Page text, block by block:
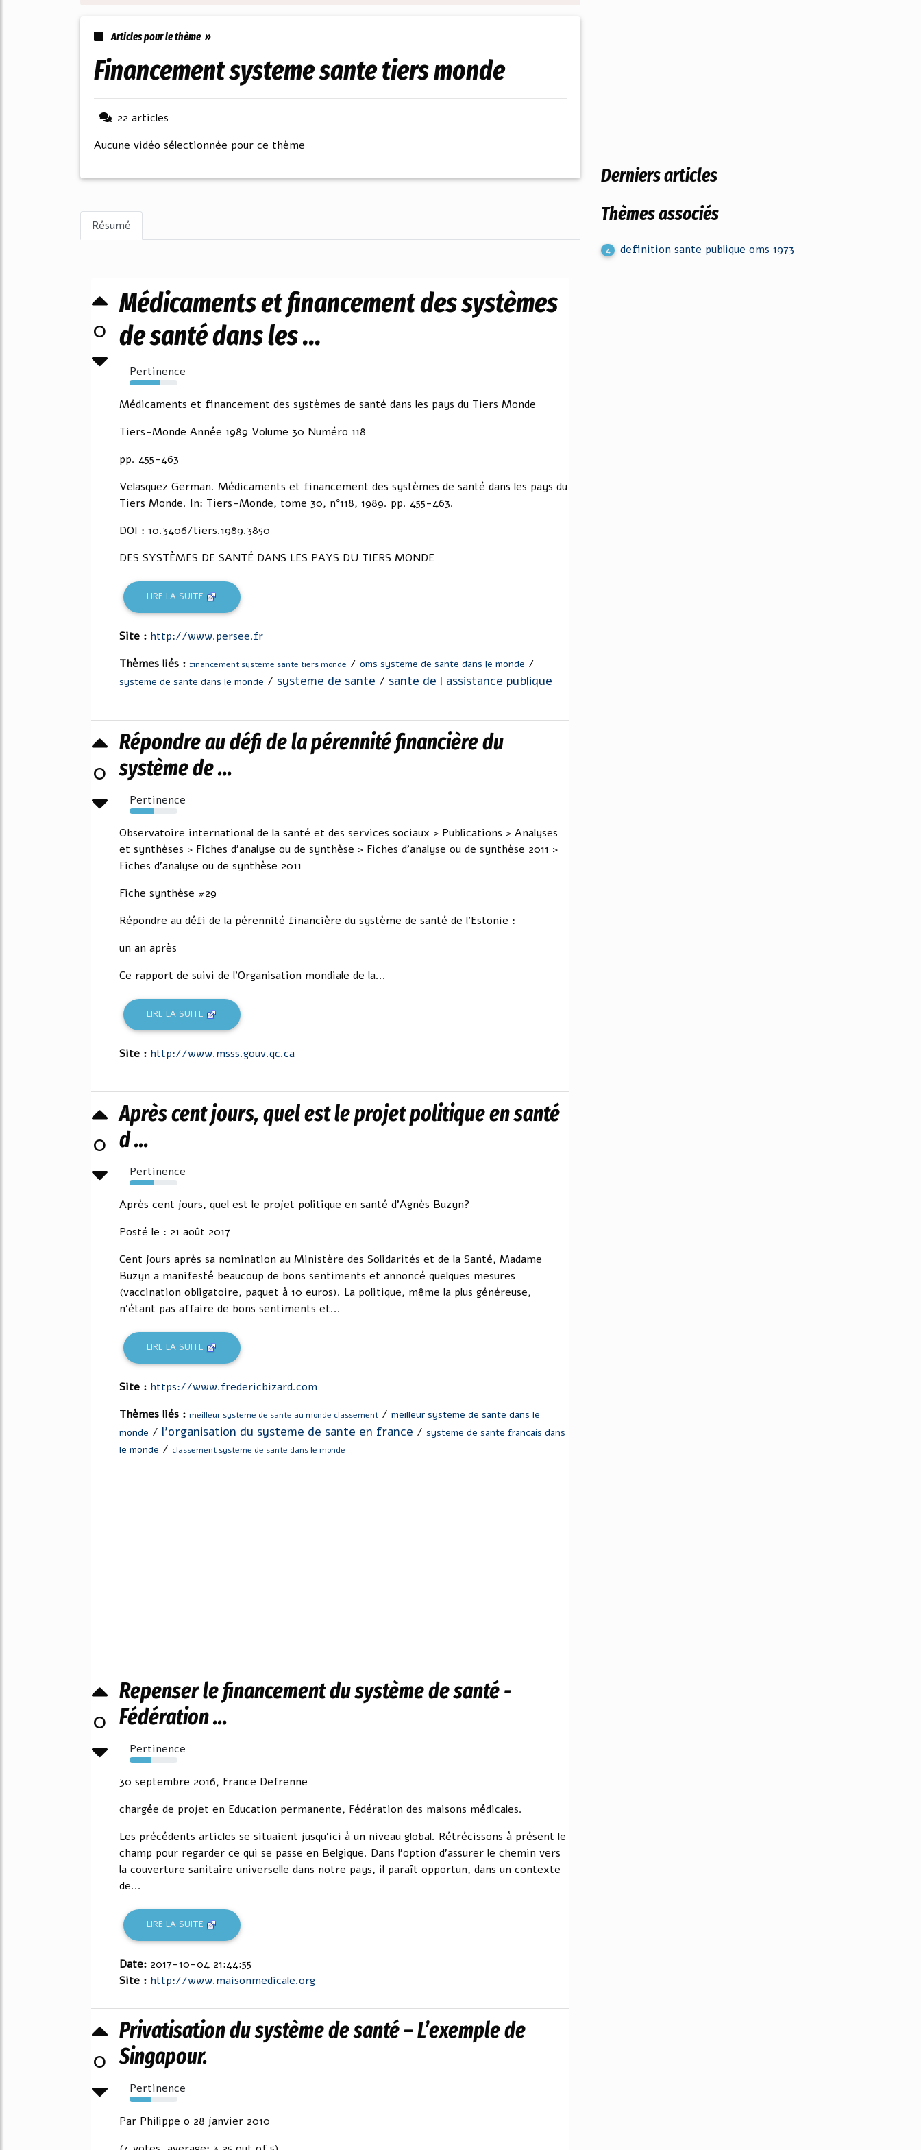
Articles pour le thème »
financement systeme sante tiers monde
22 articles
Aucune vidéo sélectionnée pour ce thème
Résumé
0
Médicaments et financement des systèmes
de santé dans les ...
Pertinence
64%
Médicaments et financement des systèmes de santé dans les pays du Tiers Monde
Tiers-Monde Année 1989 Volume 30 Numéro 118
pp. 455-463
Velasquez German. Médicaments et financement des systèmes de santé dans les pays du
Tiers Monde. In: Tiers-Monde, tome 30, n°118, 1989. pp. 455-463.
DOI : 10.3406/tiers.1989.3850
DES SYSTÈMES DE SANTÉ DANS LES PAYS DU TIERS MONDE
LIRE LA SUITE
Site : http://www.persee.fr
Thèmes liés : financement systeme sante tiers monde / oms systeme de sante dans le monde /
systeme de sante dans le monde / systeme de sante / sante de l assistance publique
0
Répondre au défi de la pérennité financière du
système de ...
Pertinence
52%
Observatoire international de la santé et des services sociaux > Publications > Analyses
et synthèses > Fiches d'analyse ou de synthèse > Fiches d'analyse ou de synthèse 2011 >
Fiches d'analyse ou de synthèse 2011
Fiche synthèse #29
Répondre au défi de la pérennité financière du système de santé de l'Estonie :
un an après
Ce rapport de suivi de l'Organisation mondiale de la...
LIRE LA SUITE
Site : http://www.msss.gouv.qc.ca
0
Après cent jours, quel est le projet politique en santé
d ...
Pertinence
50%
Après cent jours, quel est le projet politique en santé d'Agnès Buzyn?
Posté le : 21 août 2017
Cent jours après sa nomination au Ministère des Solidarités et de la Santé, Madame
Buzyn a manifesté beaucoup de bons sentiments et annoncé quelques mesures
(vaccination obligatoire, paquet à 10 euros). La politique, même la plus généreuse,
n'étant pas affaire de bons sentiments et...
LIRE LA SUITE
Site : https://www.fredericbizard.com
Thèmes liés : meilleur systeme de sante au monde classement / meilleur systeme de sante dans le
monde / l'organisation du systeme de sante en france / systeme de sante francais dans
le monde / classement systeme de sante dans le monde
0
Repenser le financement du système de santé -
Fédération ...
Pertinence
46%
30 septembre 2016, France Defrenne
chargée de projet en Education permanente, Fédération des maisons médicales.
Les précédents articles se situaient jusqu'ici à un niveau global. Rétrécissons à présent le
champ pour regarder ce qui se passe en Belgique. Dans l'option d'assurer le chemin vers
la couverture sanitaire universelle dans notre pays, il paraît opportun, dans un contexte
de...
LIRE LA SUITE
Date: 2017-10-04 21:44:55
Site : http://www.maisonmedicale.org
0
Privatisation du système de santé – L’exemple de
Singapour.
Pertinence
44%
Par Philippe o 28 janvier 2010
Derniers articles
Thèmes associés
4 definition sante publique oms 1973